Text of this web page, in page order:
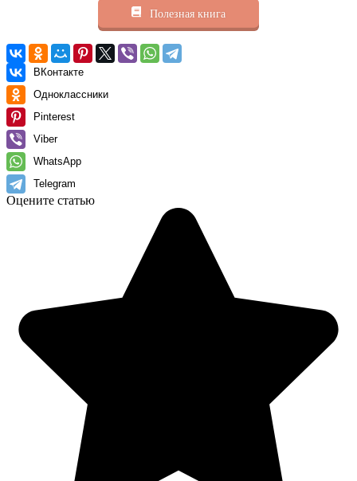
Полезная книга
ВКонтакте
Одноклассники
Pinterest
Viber
WhatsApp
Telegram
Оцените статью